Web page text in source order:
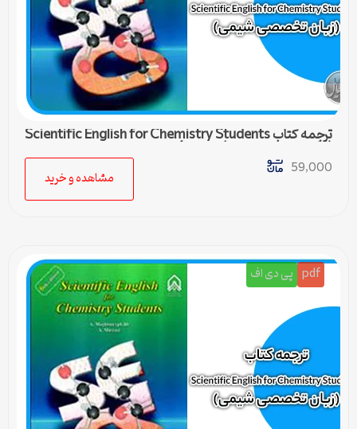
ترجمه کتاب Scientific English for Chemistry Students
59,000
مشاهده و خرید
pdf پی دی اف